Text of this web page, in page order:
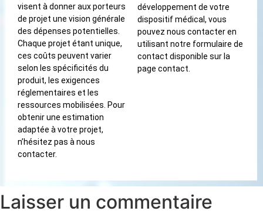
visent à donner aux porteurs
de projet une vision générale
des dépenses potentielles.
Chaque projet étant unique,
ces coûts peuvent varier
selon les spécificités du
produit, les exigences
réglementaires et les
ressources mobilisées. Pour
obtenir une estimation
adaptée à votre projet,
n’hésitez pas à nous
contacter.
développement de votre
dispositif médical, vous
pouvez nous contacter en
utilisant notre formulaire de
contact disponible sur la
page contact.
Laisser un commentaire